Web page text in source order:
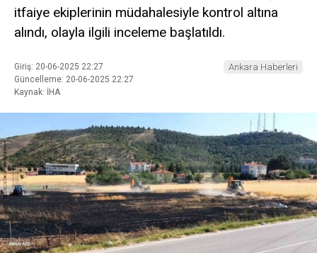
itfaiye ekiplerinin müdahalesiyle kontrol altına
alındı, olayla ilgili inceleme başlatıldı.
Giriş: 20-06-2025 22:27
Güncelleme: 20-06-2025 22:27
Kaynak: İHA
Ankara Haberleri